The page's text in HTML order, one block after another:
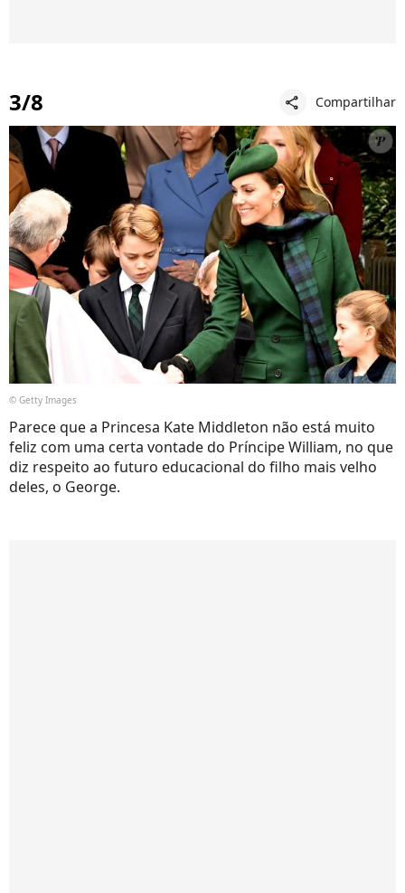
3/8 share Compartilhar
© Getty Images
Parece que a Princesa Kate Middleton não está muito
feliz com uma certa vontade do Príncipe William, no que
diz respeito ao futuro educacional do filho mais velho
deles, o George.